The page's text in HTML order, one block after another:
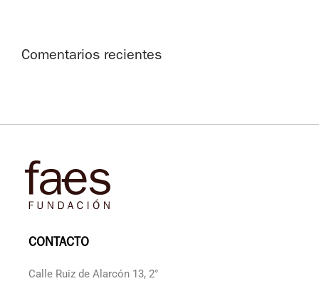
Comentarios recientes
CONTACTO
Calle Ruiz de Alarcón 13, 2°